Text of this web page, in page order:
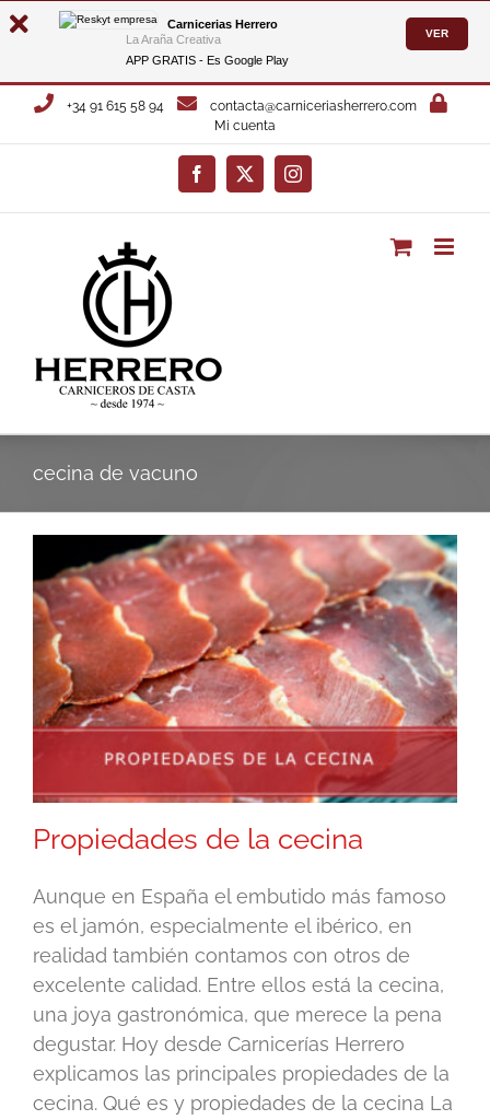
Carnicerias Herrero
La Araña Creativa
APP GRATIS - Es Google Play
VER
Saltar
+34 91 615 58 94
contacta@carniceriasherrero.com
Mi cuenta
Facebook
X Instagram
cecina de vacuno
Propiedades de la cecina
Aunque en España el embutido más famoso
es el jamón, especialmente el ibérico, en
realidad también contamos con otros de
excelente calidad. Entre ellos está la cecina,
una joya gastronómica, que merece la pena
degustar. Hoy desde Carnicerías Herrero
explicamos las principales propiedades de la
cecina. Qué es y propiedades de la cecina La